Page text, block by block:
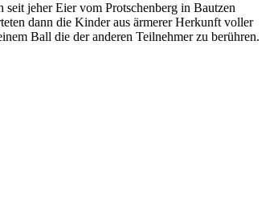
seit jeher Eier vom Protschenberg in Bautzen
dann die Kinder aus ärmerer Herkunft voller
Ball die der anderen Teilnehmer zu berühren.